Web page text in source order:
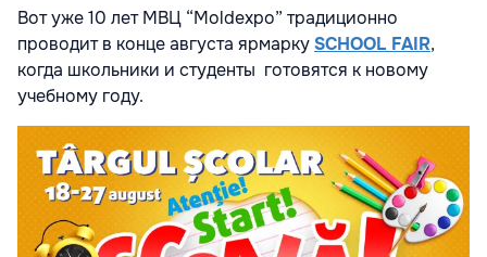
Вот уже 10 лет МВЦ “Moldexpo” традиционно
проводит в конце августа ярмаркуSCHOOL FAIR,
когда школьники и студенты готовятся к новому
учебному году.